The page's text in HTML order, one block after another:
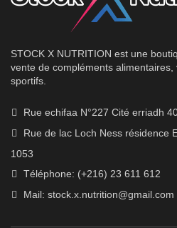
STOCK X NUTRITION est une
vente de compléments
sportifs.
Rue echifaa N°227 Cité erriadh
Rue de lac Loch Ness résidence
1053
Téléphone: (+216) 23 611 612
Mail: stock.x.nutrition@gmail.com